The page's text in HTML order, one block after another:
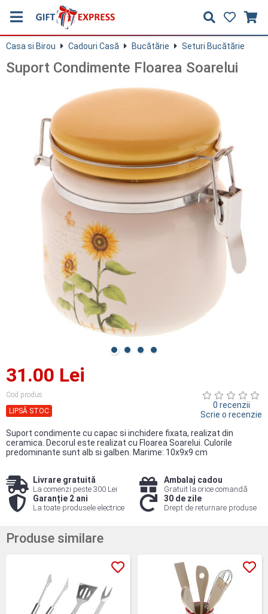
Casa si Birou Cadouri Casă Bucătărie Seturi Bucătărie
Suport Condimente Floarea Soarelui
31.00 Lei
Cod produs
LIPSĂ STOC
0 recenzii
Scrie o recenzie
Suport condimente cu capac si inchidere fixata, realizat din
ceramica. Decorul este realizat cu Floarea Soarelui. Culorile
predominante sunt alb si galben. Marime: 10x9x9 cm
Livrare gratuită
La comenzi peste 300 Lei
Ambalaj cadou
Gratuit la orice comandă
Garanție 2 ani
La toate produsele electrice
30 de zile
Drept de returnare produse
Produse similare